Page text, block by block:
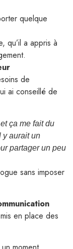
quelque
qu’il a appris à
de
ai conseillé de
ça me fait du
y aurait un
partager un peu
sans imposer
en place des